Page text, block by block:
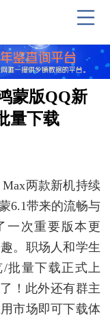
蒙版QQ新
量下载
Max两款新机持续
6.1带来的流畅与
一次重要版本更
。职场人和学生
批量下载正式上
！此外还有群主
市场即可下载体